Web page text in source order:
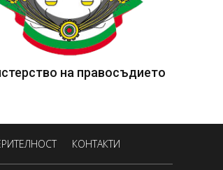
на правосъдието
КОНТАКТИ